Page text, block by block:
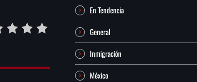
En Tendencia
General
Inmigración
México